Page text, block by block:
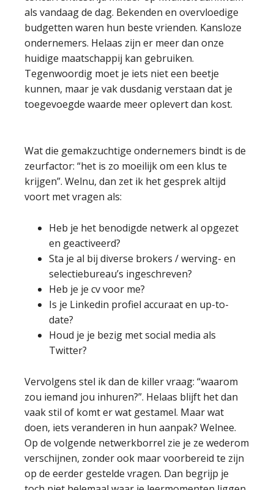
als vandaag de dag. Bekenden en overvloedige
budgetten waren hun beste vrienden. Kansloze
ondernemers. Helaas zijn er meer dan onze
huidige maatschappij kan gebruiken.
Tegenwoordig moet je iets niet een beetje
kunnen, maar je vak dusdanig verstaan dat je
toegevoegde waarde meer oplevert dan kost.
Wat die gemakzuchtige ondernemers bindt is de
zeurfactor: “het is zo moeilijk om een klus te
krijgen”. Welnu, dan zet ik het gesprek altijd
voort met vragen als:
Heb je het benodigde netwerk al opgezet
en geactiveerd?
Sta je al bij diverse brokers / werving- en
selectiebureau’s ingeschreven?
Heb je je cv voor me?
Is je Linkedin profiel accuraat en up-to-
date?
Houd je je bezig met social media als
Twitter?
Vervolgens stel ik dan de killer vraag: “waarom
zou iemand jou inhuren?”. Helaas blijft het dan
vaak stil of komt er wat gestamel. Maar wat
doen, iets veranderen in hun aanpak? Welnee.
Op de volgende netwerkborrel zie je ze wederom
verschijnen, zonder ook maar voorbereid te zijn
op de eerder gestelde vragen. Dan begrijp je